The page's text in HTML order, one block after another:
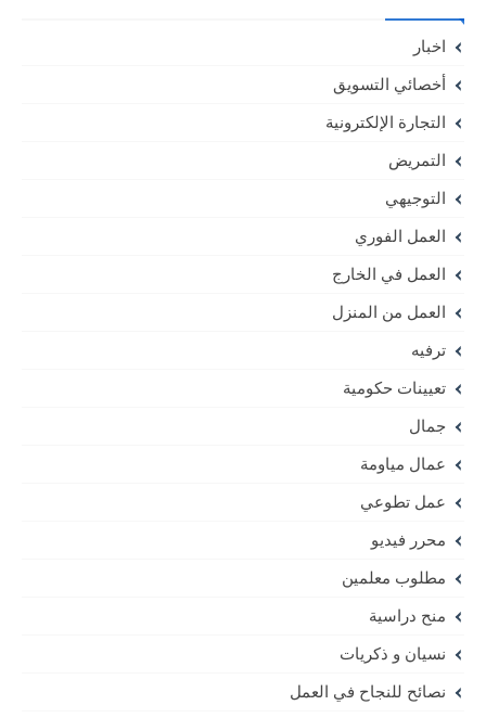
اخبار
أخصائي التسويق
التجارة الإلكترونية
التمريض
التوجيهي
العمل الفوري
العمل في الخارج
العمل من المنزل
ترفيه
تعيينات حكومية
جمال
عمال مياومة
عمل تطوعي
محرر فيديو
مطلوب معلمين
منح دراسية
نسيان و ذكريات
نصائح للنجاح في العمل